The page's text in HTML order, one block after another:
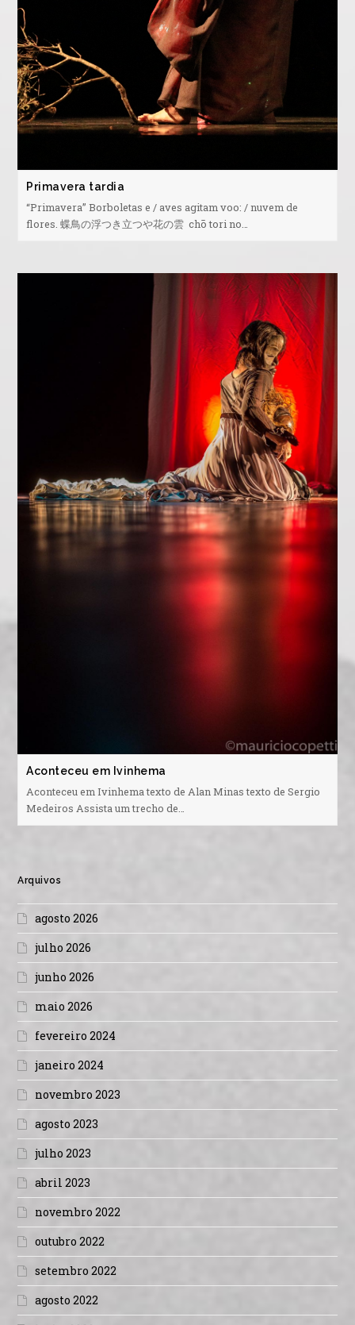
Primavera tardia
“Primavera” Borboletas e / aves agitam voo: / nuvem de
flores. 蝶鳥の浮つき立つや花の雲 chō tori no…
Aconteceu em Ivinhema
Aconteceu em Ivinhema texto de Alan Minas texto de Sergio
Medeiros Assista um trecho de…
Arquivos
agosto 2026
julho 2026
junho 2026
maio 2026
fevereiro 2024
janeiro 2024
novembro 2023
agosto 2023
julho 2023
abril 2023
novembro 2022
outubro 2022
setembro 2022
agosto 2022